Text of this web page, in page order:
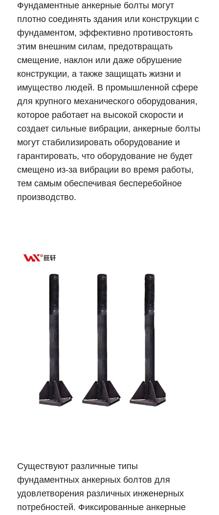
Фундаментные анкерные болты могут
плотно соединять здания или конструкции с
фундаментом, эффективно противостоять
этим внешним силам, предотвращать
смещение, наклон или даже обрушение
конструкции, а также защищать жизни и
имущество людей. В промышленной сфере
для крупного механического оборудования,
которое работает на высокой скорости и
создает сильные вибрации, анкерные болты
могут стабилизировать оборудование и
гарантировать, что оборудование не будет
смещено из-за вибрации во время работы,
тем самым обеспечивая бесперебойное
производство.
Существуют различные типы
фундаментных анкерных болтов для
удовлетворения различных инженерных
потребностей. Фиксированные анкерные